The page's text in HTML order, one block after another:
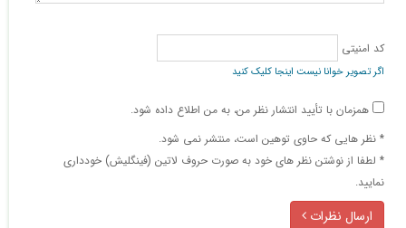
کد امنیتی
اگر تصویر خوانا نیست اینجا کلیک کنید
همزمان با تأیید انتشار نظر من، به من اطلاع داده شود.
* نظر هایی كه حاوی توهین است، منتشر نمی شود.
* لطفا از نوشتن نظر های خود به صورت حروف لاتین (فینگلیش) خودداری
نمایید.
ارسال نظرات